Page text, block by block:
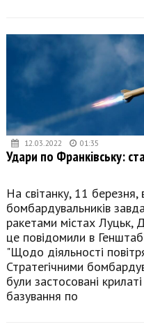
12.03.2022 01:35
Удари по Франківську:
На світанку, 11 березня,
бомбардувальників
ракетами містах Луцьк,
це повідомили в
"Щодо діяльності
Стратегічними
були застосовані
базування по